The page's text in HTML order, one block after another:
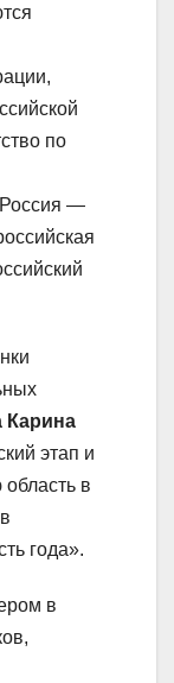
по
—
Карина
этап и
в
года».
в